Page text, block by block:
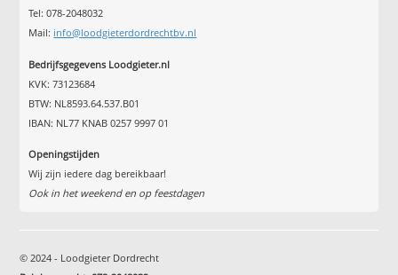
Tel: 078-2048032
Mail: info@loodgieterdordrechtbv.nl
Bedrijfsgegevens Loodgieter.nl
KVK: 73123684
BTW: NL8593.64.537.B01
IBAN: NL77 KNAB 0257 9997 01
Openingstijden
Wij zijn iedere dag bereikbaar!
Ook in het weekend en op feestdagen
© 2024 - Loodgieter Dordrecht